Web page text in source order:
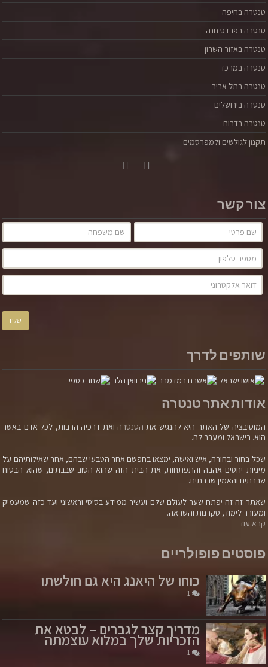
טנטרה בחיפה
טנטרה בפרדס חנה
טנטרה באזור השרון
טנטרה במרכז
טנטרה בתל אביב
טנטרה בירושלים
טנטרה בדרום
תקנון לגולשים ולמפרסמים
צור קשר
שותפים לדרך
אודות אתר טנטרה
המוטיבציה של האתר היא להנגיש את הטנטרה ואת דרכיה הרבות, לכל אדם באשר
הוא. בישראל ומעבר לה.
שכל בחור ובחורה, איש ואישה, ימצאו בחפשם אחר הטבעי שבהם, אחר שאילותיהם על
מיניות יחסים אהבה והתפתחות, את הבית הזה שהוא הטוב שבבתים, שהוא הבטוח
שבבתים והאמין שבבתים.
שאתר זה זה יפתח שער לעולם שלם ועשיר ממידע בסיסי וראשוני ועד כזה שמעמיק
ומעורר לימוד, סקרנות והשראה.
קרא עוד
פוסטים פופולריים
כוחו של היאנג היא גם חולשתו
1
מדריך קצר לגברים – לבטא את
הזכריות שלך במלוא עוצמתה
1